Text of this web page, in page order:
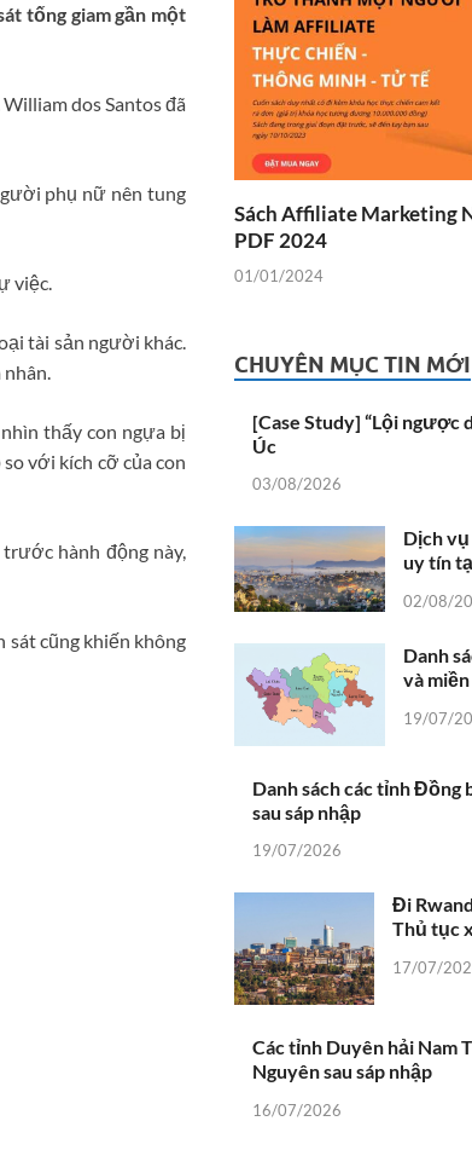
tống giam gần một
dos Santos đã
phụ nữ nên tung
việc.
tài sản người khác.
nhân.
thấy con ngựa bị
với kích cỡ của con
hành động này,
cũng khiến không
Sách Affiliate Marketing
PDF 2024
01/01/2024
CHUYÊN MỤC TIN MỚI
[Case Study] “Lội ngược
Úc
03/08/2026
Dịch vụ
uy tín
02/08/
Danh
và
19/07/
Danh sách các tỉnh Đồng
sau sáp nhập
19/07/2026
Đi
Thủ tục
17/07/
Các tỉnh Duyên hải Nam
Nguyên sau sáp nhập
16/07/2026